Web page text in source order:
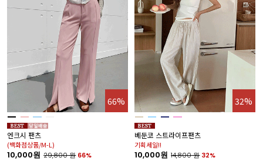
66%
엔크시 팬츠
(백화점상품/M-L)
10,000원 29,800원 66%
32%
베둔코 스트라이프팬츠
기획세일!!
10,000원 14,800원 32%